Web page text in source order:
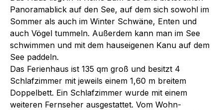
Panoramablick auf den See, auf dem sich sowohl im
Sommer als auch im Winter Schwäne, Enten und
auch Vögel tummeln. Außerdem kann man im See
schwimmen und mit dem hauseigenen Kanu auf dem
See paddeln.
Das Ferienhaus ist 135 qm groß und besitzt 4
Schlafzimmer mit jeweils einem 1,60 m breitem
Doppelbett. Ein Schlafzimmer wurde mit einem
weiteren Fernseher ausgestattet. Vom Wohn-